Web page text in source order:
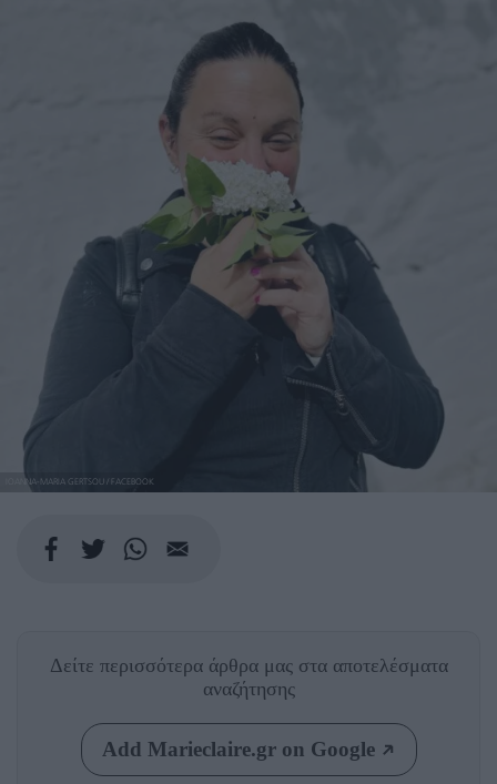
IOANNA-MARIA GERTSOU / FACEBOOK
Δείτε περισσότερα άρθρα μας στα αποτελέσματα
αναζήτησης
Add Marieclaire.gr on Google